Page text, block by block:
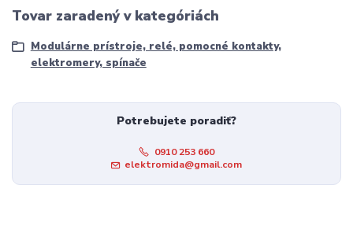
Tovar zaradený v kategóriách
Modulárne prístroje, relé, pomocné kontakty,
elektromery, spínače
Potrebujete poradiť?
0910 253 660
elektromida@gmail.com